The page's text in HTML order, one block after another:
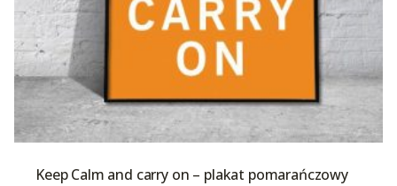
Keep Calm and carry on – plakat pomarańczowy